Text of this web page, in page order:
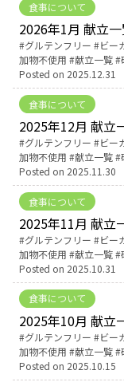
食事について
2026年1月 献立
Tags:
グルテンフリー ビー
加物不使用
献立一覧
Posted on 2025.12.31
食事について
2025年12月 献立
Tags:
グルテンフリー ビー
加物不使用
献立一覧
Posted on 2025.11.30
食事について
2025年11月 献立
Tags:
グルテンフリー ビー
加物不使用
献立一覧
Posted on 2025.10.31
食事について
2025年10月 献立
Tags:
グルテンフリー ビー
加物不使用
献立一覧
Posted on 2025.10.15